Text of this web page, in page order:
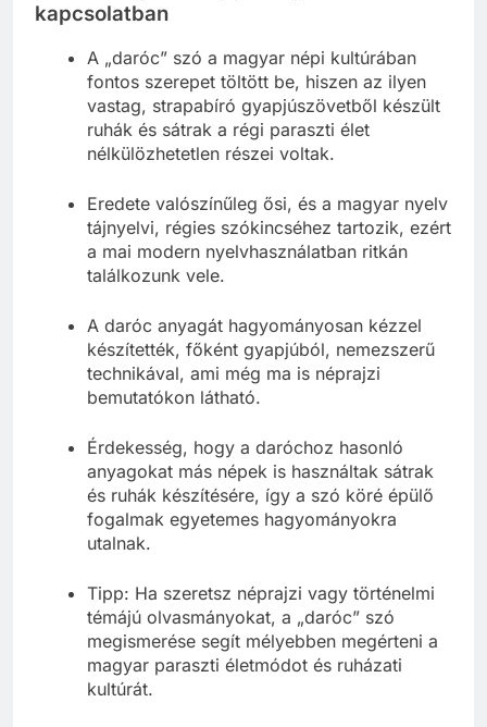
kapcsolatban
A „daróc” szó a magyar népi kultúrában
fontos szerepet töltött be, hiszen az ilyen
vastag, strapabíró gyapjúszövetből készült
ruhák és sátrak a régi paraszti élet
nélkülözhetetlen részei voltak.
Eredete valószínűleg ősi, és a magyar nyelv
tájnyelvi, régies szókincséhez tartozik, ezért
a mai modern nyelvhasználatban ritkán
találkozunk vele.
A daróc anyagát hagyományosan kézzel
készítették, főként gyapjúból, nemezszerű
technikával, ami még ma is néprajzi
bemutatókon látható.
Érdekesség, hogy a daróchoz hasonló
anyagokat más népek is használtak sátrak
és ruhák készítésére, így a szó köré épülő
fogalmak egyetemes hagyományokra
utalnak.
Tipp: Ha szeretsz néprajzi vagy történelmi
témájú olvasmányokat, a „daróc” szó
megismerése segít mélyebben megérteni a
magyar paraszti életmódot és ruházati
kultúrát.